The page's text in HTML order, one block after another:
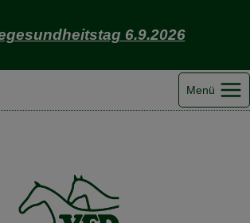
6.9.2026
Menü